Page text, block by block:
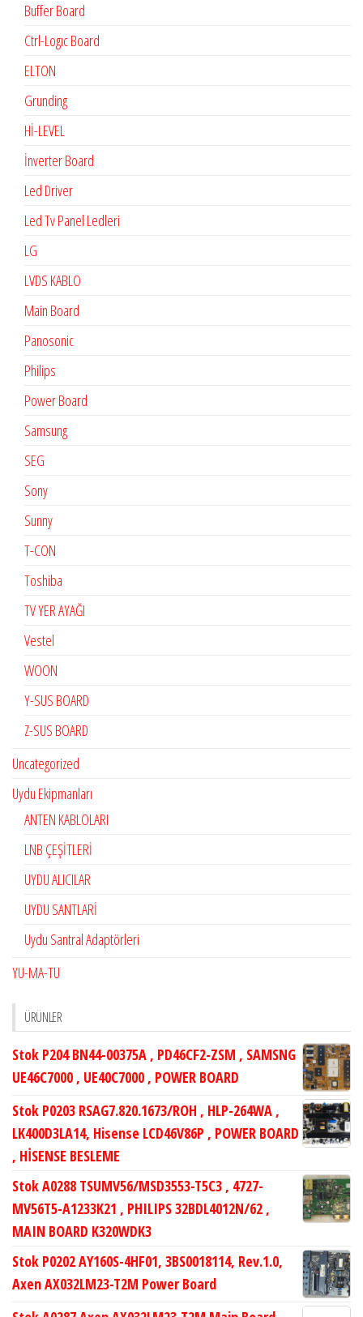
Buffer Board
Ctrl-Logıc Board
ELTON
Grunding
Hİ-LEVEL
İnverter Board
Led Driver
Led Tv Panel Ledleri
LG
LVDS KABLO
Main Board
Panosonic
Philips
Power Board
Samsung
SEG
Sony
Sunny
T-CON
Toshiba
TV YER AYAĞI
Vestel
WOON
Y-SUS BOARD
Z-SUS BOARD
Uncategorized
Uydu Ekipmanları
ANTEN KABLOLARI
LNB ÇEŞİTLERİ
UYDU ALICILAR
UYDU SANTLARİ
Uydu Santral Adaptörleri
YU-MA-TU
ÜRÜNLER
Stok P204 BN44-00375A , PD46CF2-ZSM , SAMSNG
UE46C7000 , UE40C7000 , POWER BOARD
Stok P0203 RSAG7.820.1673/ROH , HLP-264WA ,
LK400D3LA14, Hisense LCD46V86P , POWER BOARD
, HİSENSE BESLEME
Stok A0288 TSUMV56/MSD3553-T5C3 , 4727-
MV56T5-A1233K21 , PHILIPS 32BDL4012N/62 ,
MAIN BOARD K320WDK3
Stok P0202 AY160S-4HF01, 3BS0018114, Rev.1.0,
Axen AX032LM23-T2M Power Board